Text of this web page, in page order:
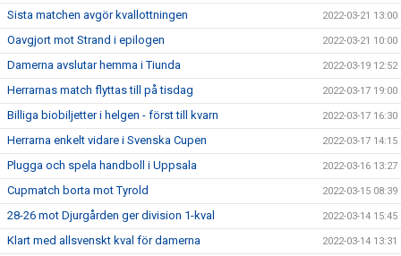
Sista matchen avgör kvallottningen 2022-03-21 13:00
Oavgjort mot Strand i epilogen 2022-03-21 10:00
Damerna avslutar hemma i Tiunda 2022-03-19 12:52
Herrarnas match flyttas till på tisdag 2022-03-17 19:00
Billiga biobiljetter i helgen - först till kvarn 2022-03-17 16:30
Herrarna enkelt vidare i Svenska Cupen 2022-03-17 14:15
Plugga och spela handboll i Uppsala 2022-03-16 13:27
Cupmatch borta mot Tyrold 2022-03-15 08:39
28-26 mot Djurgården ger division 1-kval 2022-03-14 15:45
Klart med allsvenskt kval för damerna 2022-03-14 13:31